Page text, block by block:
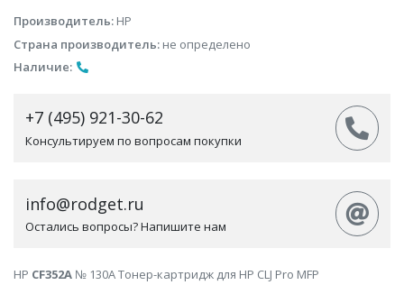
Производитель: HP
Страна производитель: не определено
Наличие:
+7 (495) 921-30-62
Консультируем по вопросам покупки
info@rodget.ru
Остались вопросы? Напишите нам
HP CF352A № 130A Тонер-картридж для HP CLJ Pro MFP